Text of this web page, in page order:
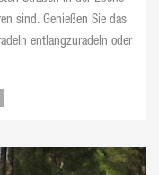
sind. Genießen Sie das
entlangzuradeln oder